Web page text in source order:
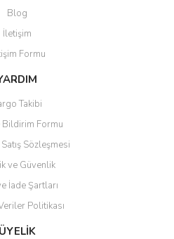
Blog
İletişim
Formu
Takibi
Bildirim Formu
Sözleşmesi
ve Güvenlik
İade Şartları
Politikası
ÜYELİK